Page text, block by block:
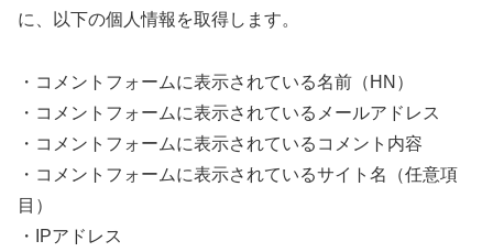
に、以下の個人情報を取得します。
・コメントフォームに表示されている名前（HN）
・コメントフォームに表示されているメールアドレス
・コメントフォームに表示されているコメント内容
・コメントフォームに表示されているサイト名（任意項
目）
・IPアドレス